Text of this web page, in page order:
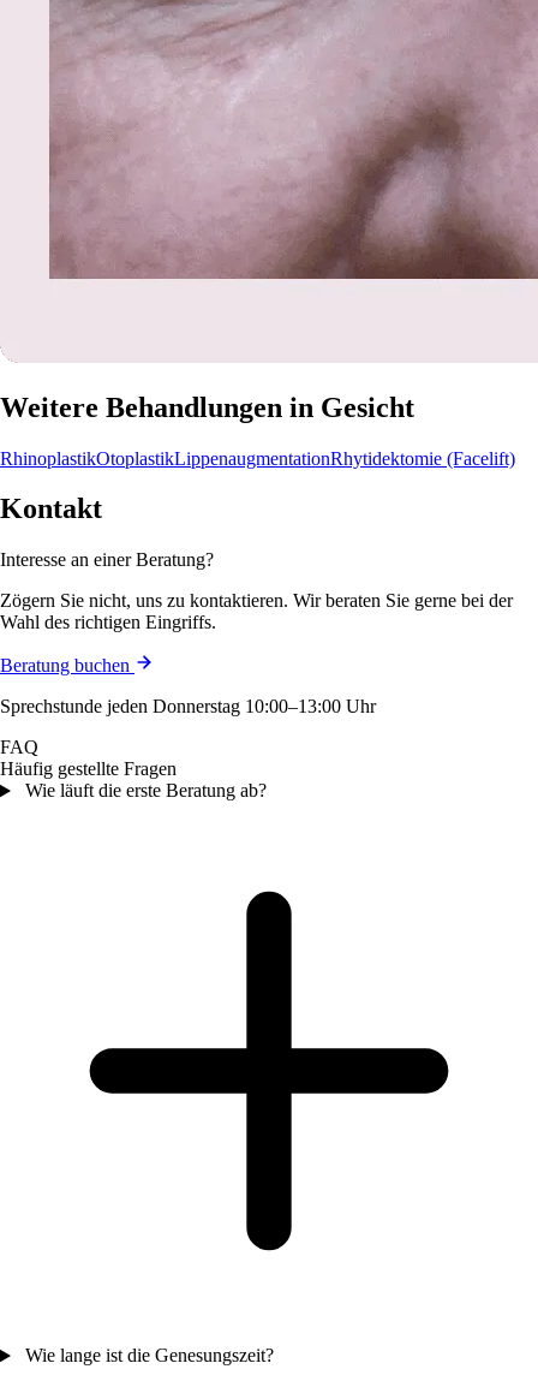
Weitere Behandlungen in Gesicht
RhinoplastikOtoplastikLippenaugmentationRhytidektomie (Facelift)
Kontakt
Interesse an einer Beratung?
Zögern Sie nicht, uns zu kontaktieren. Wir beraten Sie gerne bei der
Wahl des richtigen Eingriffs.
Beratung buchen
Sprechstunde jeden Donnerstag 10:00–13:00 Uhr
FAQ
Häufig gestellte Fragen
Wie läuft die erste Beratung ab?
Wie lange ist die Genesungszeit?